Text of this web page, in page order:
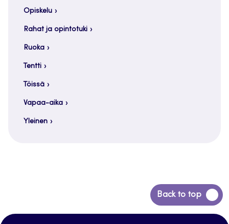
Opiskelu
Rahat ja opintotuki
Ruoka
Tentti
Töissä
Vapaa-aika
Yleinen
Back to top
Siirry
takaisin